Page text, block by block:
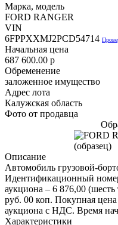
Марка, модель
FORD RANGER
VIN
6FPPXXMJ2PCD54714
Начальная цена
687 600.00 p
Обременение
заложенное имущество
Адрес лота
Калужская область
Фото от продавца
Описание
Автомобиль грузовой-
Идентификационный
аукциона – 6 876,00 (шесть
руб. 00 коп. Покупная
аукциона с НДС. Время
Характеристики